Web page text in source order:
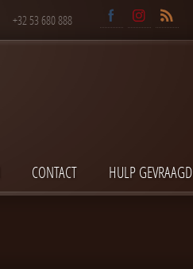
+32 53 680 888
CONTACT HULP GEVRAAGD